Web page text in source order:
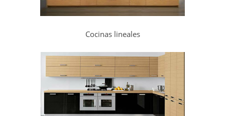
Cocinas lineales